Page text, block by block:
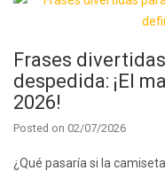
Frases
despedida: ¡El
2026!
Posted on 02/07/2026
¿Qué pasaría si la